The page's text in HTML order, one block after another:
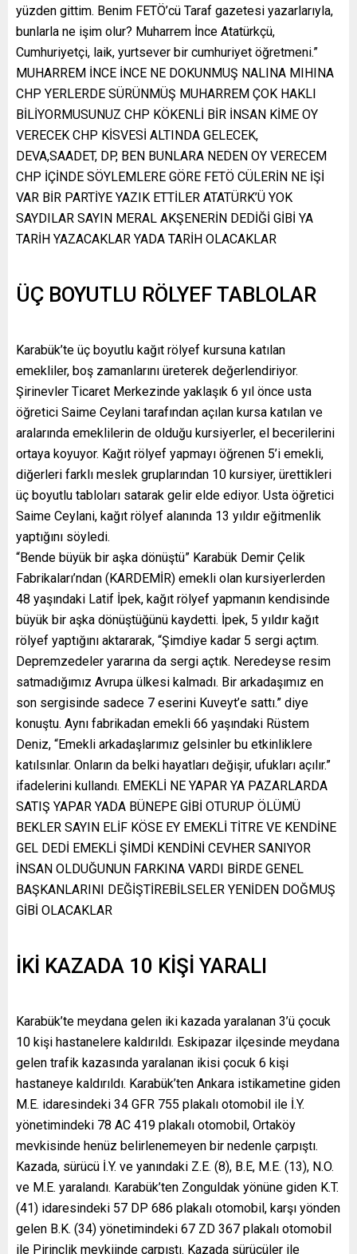
yüzden gittim. Benim FETÖ’cü Taraf gazetesi yazarlarıyla,
bunlarla ne işim olur? Muharrem İnce Atatürkçü,
Cumhuriyetçi, laik, yurtsever bir cumhuriyet öğretmeni.”
MUHARREM İNCE İNCE NE DOKUNMUŞ NALINA MIHINA
CHP YERLERDE SÜRÜNMÜŞ MUHARREM ÇOK HAKLI
BİLİYORMUSUNUZ CHP KÖKENLİ BİR İNSAN KİME OY
VERECEK CHP KİSVESİ ALTINDA GELECEK,
DEVA,SAADET, DP, BEN BUNLARA NEDEN OY VERECEM
CHP İÇİNDE SÖYLEMLERE GÖRE FETÖ CÜLERİN NE İŞİ
VAR BİR PARTİYE YAZIK ETTİLER ATATÜRK’Ü YOK
SAYDILAR SAYIN MERAL AKŞENERİN DEDİĞİ GİBİ YA
TARİH YAZACAKLAR YADA TARİH OLACAKLAR
ÜÇ BOYUTLU RÖLYEF TABLOLAR
Karabük’te üç boyutlu kağıt rölyef kursuna katılan
emekliler, boş zamanlarını üreterek değerlendiriyor.
Şirinevler Ticaret Merkezinde yaklaşık 6 yıl önce usta
öğretici Saime Ceylani tarafından açılan kursa katılan ve
aralarında emeklilerin de olduğu kursiyerler, el becerilerini
ortaya koyuyor. Kağıt rölyef yapmayı öğrenen 5’i emekli,
diğerleri farklı meslek gruplarından 10 kursiyer, ürettikleri
üç boyutlu tabloları satarak gelir elde ediyor. Usta öğretici
Saime Ceylani, kağıt rölyef alanında 13 yıldır eğitmenlik
yaptığını söyledi.
“Bende büyük bir aşka dönüştü” Karabük Demir Çelik
Fabrikaları’ndan (KARDEMİR) emekli olan kursiyerlerden
48 yaşındaki Latif İpek, kağıt rölyef yapmanın kendisinde
büyük bir aşka dönüştüğünü kaydetti. İpek, 5 yıldır kağıt
rölyef yaptığını aktararak, “Şimdiye kadar 5 sergi açtım.
Depremzedeler yararına da sergi açtık. Neredeyse resim
satmadığımız Avrupa ülkesi kalmadı. Bir arkadaşımız en
son sergisinde sadece 7 eserini Kuveyt’e sattı.” diye
konuştu. Aynı fabrikadan emekli 66 yaşındaki Rüstem
Deniz, “Emekli arkadaşlarımız gelsinler bu etkinliklere
katılsınlar. Onların da belki hayatları değişir, ufukları açılır.”
ifadelerini kullandı. EMEKLİ NE YAPAR YA PAZARLARDA
SATIŞ YAPAR YADA BÜNEPE GİBİ OTURUP ÖLÜMÜ
BEKLER SAYIN ELİF KÖSE EY EMEKLİ TİTRE VE KENDİNE
GEL DEDİ EMEKLİ ŞİMDİ KENDİNİ CEVHER SANIYOR
İNSAN OLDUĞUNUN FARKINA VARDI BİRDE GENEL
BAŞKANLARINI DEĞİŞTİREBİLSELER YENİDEN DOĞMUŞ
GİBİ OLACAKLAR
İKİ KAZADA 10 KİŞİ YARALI
Karabük’te meydana gelen iki kazada yaralanan 3’ü çocuk
10 kişi hastanelere kaldırıldı. Eskipazar ilçesinde meydana
gelen trafik kazasında yaralanan ikisi çocuk 6 kişi
hastaneye kaldırıldı. Karabük’ten Ankara istikametine giden
M.E. idaresindeki 34 GFR 755 plakalı otomobil ile İ.Y.
yönetimindeki 78 AC 419 plakalı otomobil, Ortaköy
mevkisinde henüz belirlenemeyen bir nedenle çarpıştı.
Kazada, sürücü İ.Y. ve yanındaki Z.E. (8), B.E, M.E. (13), N.O.
ve M.E. yaralandı. Karabük’ten Zonguldak yönüne giden K.T.
(41) idaresindeki 57 DP 686 plakalı otomobil, karşı yönden
gelen B.K. (34) yönetimindeki 67 ZD 367 plakalı otomobil
ile Pirinçlik mevkiinde çarpıştı. Kazada sürücüler ile